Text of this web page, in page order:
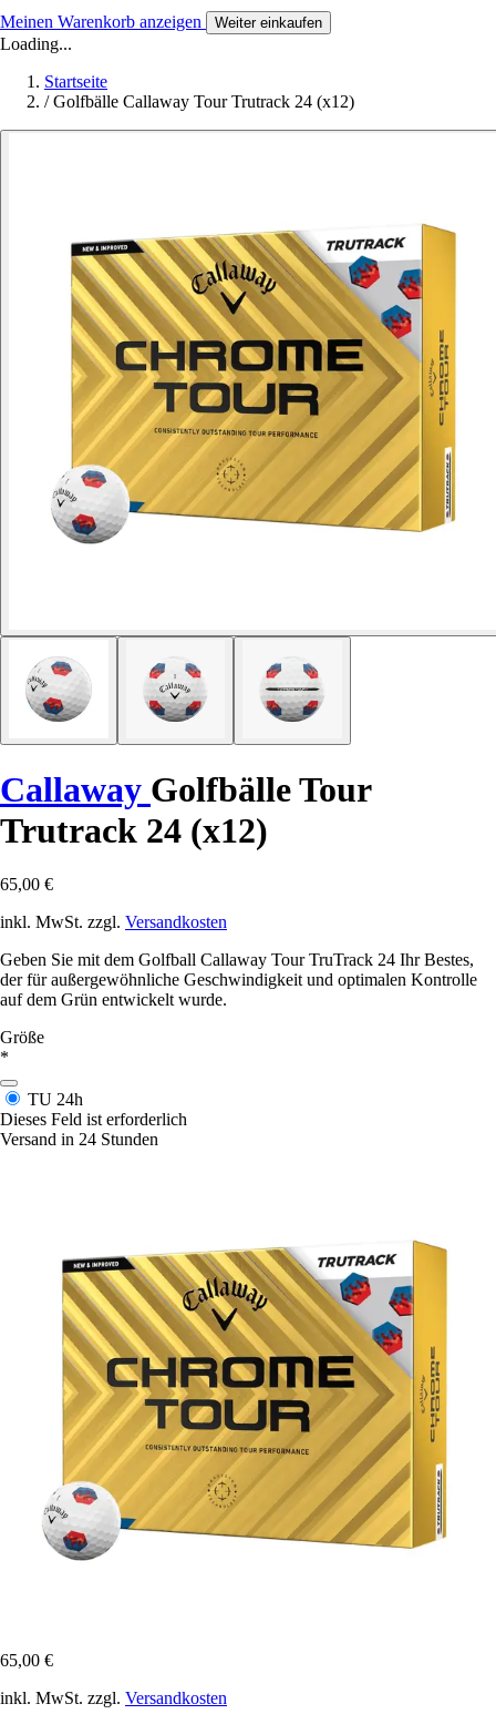
Meinen Warenkorb anzeigen Weiter einkaufen
Loading...
Startseite
/ Golfbälle Callaway Tour Trutrack 24 (x12)
Callaway Golfbälle Tour
Trutrack 24 (x12)
65,00 €
inkl. MwSt. zzgl. Versandkosten
Geben Sie mit dem Golfball Callaway Tour TruTrack 24 Ihr Bestes,
der für außergewöhnliche Geschwindigkeit und optimalen Kontrolle
auf dem Grün entwickelt wurde.
Größe
*
TU 24h
Dieses Feld ist erforderlich
Versand in 24 Stunden
65,00 €
inkl. MwSt. zzgl. Versandkosten